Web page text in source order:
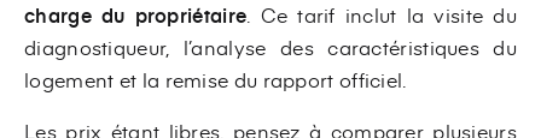
charge du propriétaire . Ce tarif inclut la visite du
diagnostiqueur, l’analyse des caractéristiques du
logement et la remise du rapport officiel.
Les prix étant libres, pensez à comparer plusieurs